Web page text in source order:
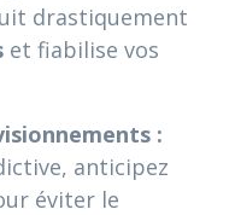
drastiquement
et fiabilise vos
:
anticipez
éviter le